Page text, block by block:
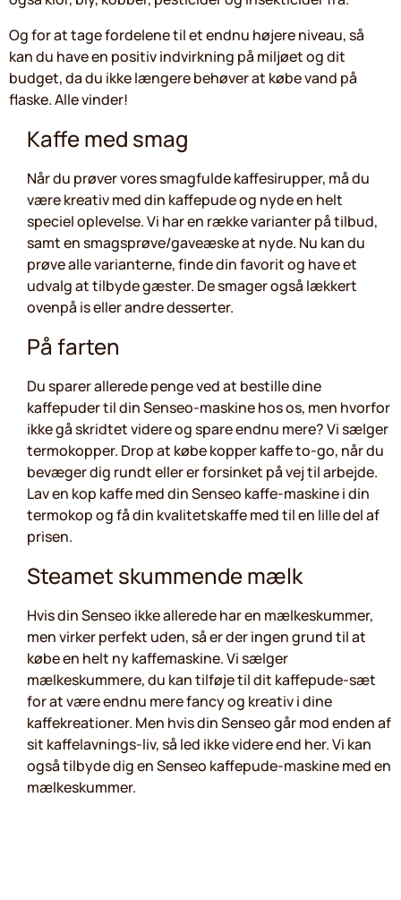
Og for at tage fordelene til et endnu højere niveau, så
kan du have en positiv indvirkning på miljøet og dit
budget, da du ikke længere behøver at købe vand på
flaske. Alle vinder!
Kaffe med smag
Når du prøver vores smagfulde kaffesirupper, må du
være kreativ med din kaffepude og nyde en helt
speciel oplevelse. Vi har en række varianter på tilbud,
samt en smagsprøve/gaveæske at nyde. Nu kan du
prøve alle varianterne, finde din favorit og have et
udvalg at tilbyde gæster. De smager også lækkert
ovenpå is eller andre desserter.
På farten
Du sparer allerede penge ved at bestille dine
kaffepuder til din Senseo-maskine hos os, men hvorfor
ikke gå skridtet videre og spare endnu mere? Vi sælger
termokopper. Drop at købe kopper kaffe to-go, når du
bevæger dig rundt eller er forsinket på vej til arbejde.
Lav en kop kaffe med din Senseo kaffe-maskine i din
termokop og få din kvalitetskaffe med til en lille del af
prisen.
Steamet skummende mælk
Hvis din Senseo ikke allerede har en mælkeskummer,
men virker perfekt uden, så er der ingen grund til at
købe en helt ny kaffemaskine. Vi sælger
mælkeskummere, du kan tilføje til dit kaffepude-sæt
for at være endnu mere fancy og kreativ i dine
kaffekreationer. Men hvis din Senseo går mod enden af
sit kaffelavnings-liv, så led ikke videre end her. Vi kan
også tilbyde dig en Senseo kaffepude-maskine med en
mælkeskummer.